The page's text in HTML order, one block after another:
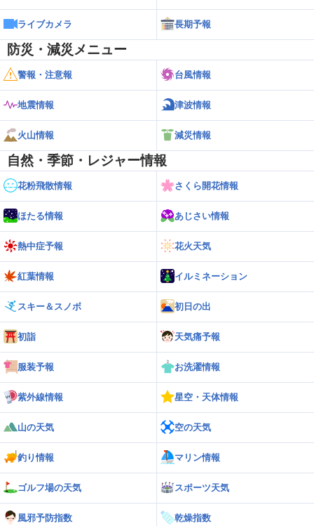
24 中頓別
25
道北
占冠 3.5m/s
26
道北
幌糠
27
道北
歌登
道北
下川 3.3m/s
27 遠別
27
道北
ライブカメラ 長期予報
防災・減災メニュー
警報・注意報 台風情報
地震情報 津波情報
火山情報 減災情報
自然・季節・レジャー情報
花粉飛散情報 さくら開花情報
ほたる情報 あじさい情報
熱中症予報 花火天気
紅葉情報 イルミネーション
スキー＆スノボ 初日の出
初詣 天気痛予報
服装予報 お洗濯情報
紫外線情報 星空・天体情報
山の天気 空の天気
釣り情報 マリン情報
ゴルフ場の天気 スポーツ天気
風邪予防指数 乾燥指数